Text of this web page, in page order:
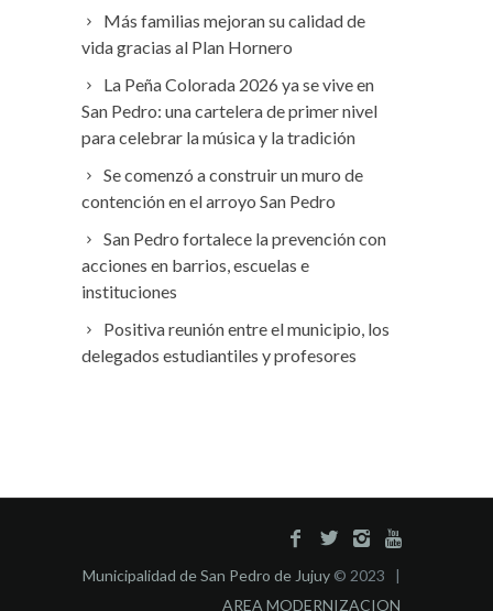
Más familias mejoran su calidad de
vida gracias al Plan Hornero
La Peña Colorada 2026 ya se vive en
San Pedro: una cartelera de primer nivel
para celebrar la música y la tradición
Se comenzó a construir un muro de
contención en el arroyo San Pedro
San Pedro fortalece la prevención con
acciones en barrios, escuelas e
instituciones
Positiva reunión entre el municipio, los
delegados estudiantiles y profesores
Municipalidad de San Pedro de Jujuy © 2023 |
AREA MODERNIZACION